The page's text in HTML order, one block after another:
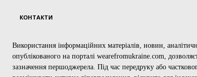
КОНТАКТИ
Використання інформаційних матеріалів, новин,
опублікованого на порталі wearefromukraine.com,
зазначення першоджерела. Під час передруку або